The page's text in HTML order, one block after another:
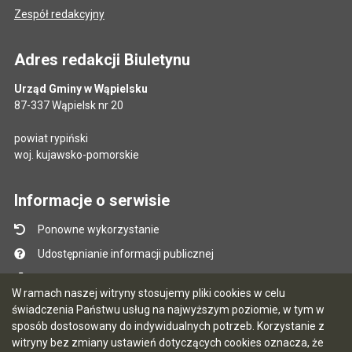
W ramach naszej witryny stosujemy pliki cookies w celu
świadczenia Państwu usług na najwyższym poziomie, w tym w
sposób dostosowany do indywidualnych potrzeb. Korzystanie z
witryny bez zmiany ustawień dotyczących cookies oznacza, że
Zespół redakcyjny
Adres redakcji Biuletynu
Urząd Gminy w Wąpielsku
87-337 Wąpielsk nr 20
powiat rypiński
woj. kujawsko-pomorskie
Informacje o serwisie
Ponowne wykorzystanie
Udostępnianie informacji publicznej
Mapa serwisu
Instrukcja obsługi
Statystyki oglądalności